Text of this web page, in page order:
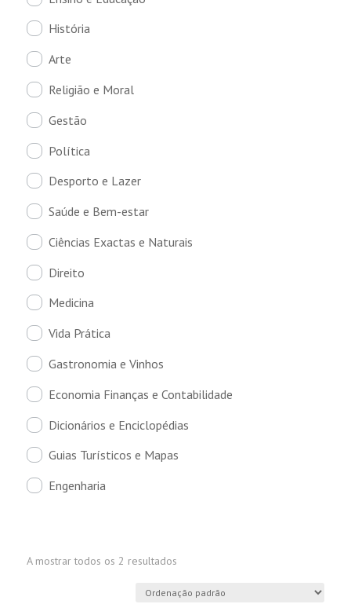
História
Arte
Religião e Moral
Gestão
Política
Desporto e Lazer
Saúde e Bem-estar
Ciências Exactas e Naturais
Direito
Medicina
Vida Prática
Gastronomia e Vinhos
Economia Finanças e Contabilidade
Dicionários e Enciclopédias
Guias Turísticos e Mapas
Engenharia
A mostrar todos os 2 resultados